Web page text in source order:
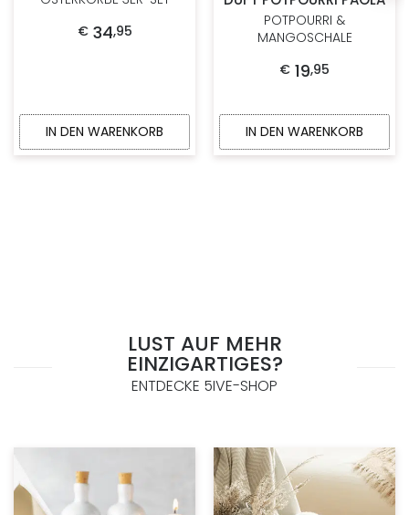
€ 34,95
IN DEN WARENKORB
POTPOURRI &
MANGOSCHALE
€ 19,95
IN DEN WARENKORB
LUST AUF MEHR
EINZIGARTIGES?
ENTDECKE 5IVE-SHOP